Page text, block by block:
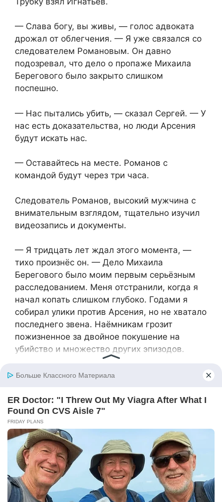
— Слава богу, вы живы, — голос адвоката
дрожал от облегчения. — Я уже связался со
следователем Романовым. Он давно
подозревал, что дело о пропаже Михаила
Берегового было закрыто слишком
поспешно.
— Нас пытались убить, — сказал Сергей. — У
нас есть доказательства, но люди Арсения
будут искать нас.
— Оставайтесь на месте. Романов с
командой будут через три часа.
Следователь Романов, высокий мужчина с
внимательным взглядом, тщательно изучил
видеозапись и документы.
— Я тридцать лет ждал этого момента, —
тихо произнёс он. — Дело Михаила
Берегового было моим первым серьёзным
расследованием. Меня отстранили, когда я
начал копать слишком глубоко. Годами я
собирал улики против Арсения, но не хватало
последнего звена. Наёмникам грозит
пожизненное за двойное покушение на
убийство и множество других эпизодов.
— Как вы их заставили говорить? — спросил
— Страх делает своё дело, — ответил
Романов. — Когда они узнали, что улики
против них неопровержимы и им грозит
максимальный срок, выбор стал очевиден.
Он просмотрел запись и кивнул:
— Это именно то, что нам нужно. Я передал